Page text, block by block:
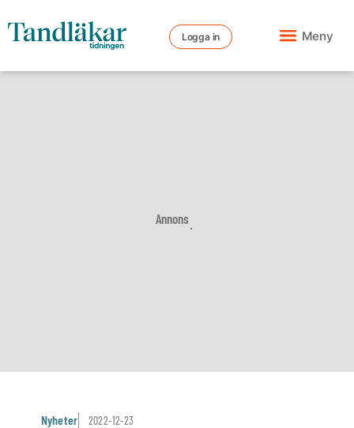
Logga in Meny
Annons
Nyheter 2022-12-23